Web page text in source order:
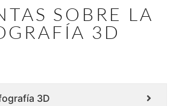
SOBRE LA
3D
3D